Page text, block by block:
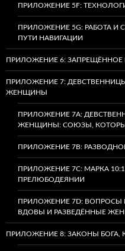
ПРИЛОЖЕНИЕ 5F:
ПРИЛОЖЕНИЕ 5G: РАБОТА И
ПУТИ НАВИГАЦИИ
ПРИЛОЖЕНИЕ 6:
ПРИЛОЖЕНИЕ 7:
ЖЕНЩИНЫ
ПРИЛОЖЕНИЕ 7А:
ЖЕНЩИНЫ: СОЮЗЫ,
ПРИЛОЖЕНИЕ 7B:
ПРИЛОЖЕНИЕ 7C: МАРКА
ПРЕЛЮБОДЕЯНИИ
ПРИЛОЖЕНИЕ 7D: ВОПРОСЫ
ВДОВЫ И РАЗВЕДЁННЫЕ
ПРИЛОЖЕНИЕ 8: ЗАКОНЫ БОГА,